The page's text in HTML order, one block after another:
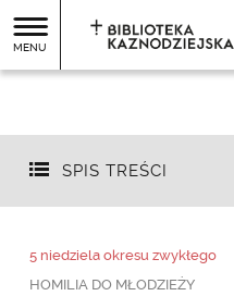
MENU
SPIS TREŚCI
5 niedziela okresu zwykłego
HOMILIA DO MŁODZIEŻY